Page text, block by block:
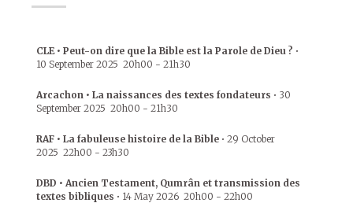
CLE • Peut-on dire que la Bible est la Parole de Dieu ? •
10 September 2025 20h00 - 21h30
Arcachon • La naissances des textes fondateurs • 30
September 2025 20h00 - 21h30
RAF • La fabuleuse histoire de la Bible • 29 October
2025 22h00 - 23h30
DBD • Ancien Testament, Qumrân et transmission des
textes bibliques • 14 May 2026 20h00 - 22h00